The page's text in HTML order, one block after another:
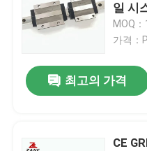
일 시
MOQ
가격
최고의 가격
CE